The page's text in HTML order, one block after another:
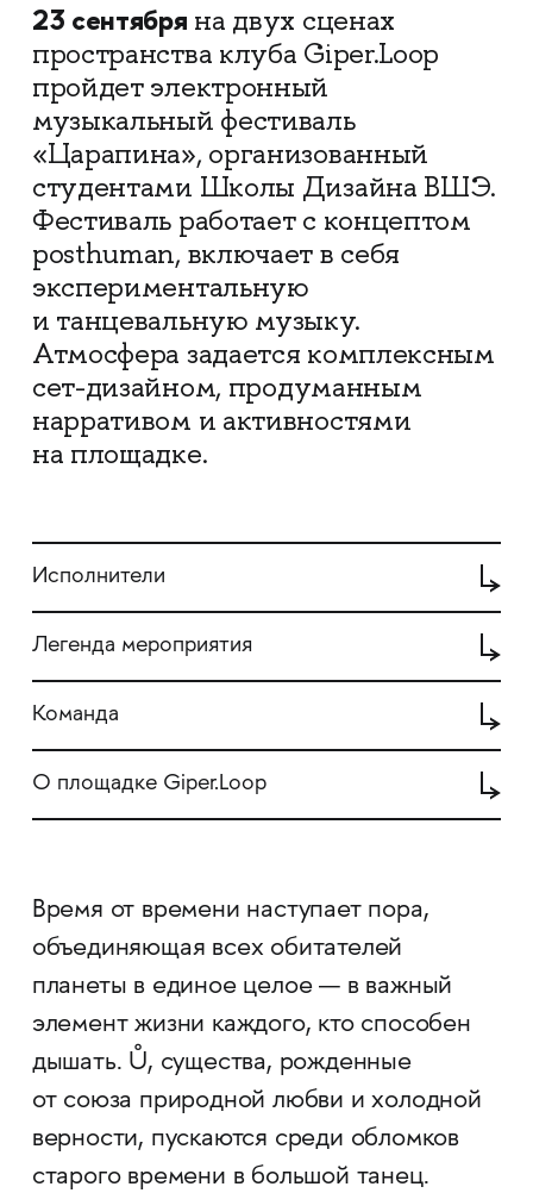
23 сентября на двух сценах
пространства клуба Giper.Loop
пройдет электронный
музыкальный фестиваль
«Царапина», организованный
студентами Школы Дизайна ВШЭ.
Фестиваль работает с концептом
posthuman, включает в себя
экспериментальную
и танцевальную музыку.
Атмосфера задается комплексным
сет-дизайном, продуманным
нарративом и активностями
на площадке.
Исполнители
Легенда мероприятия
Команда
О площадке Giper.Loop
Время от времени наступает пора,
объединяющая всех обитателей
планеты в единое целое — в важный
элемент жизни каждого, кто способен
дышать. Ů, существа, рожденные
от союза природной любви и холодной
верности, пускаются среди обломков
старого времени в большой танец.